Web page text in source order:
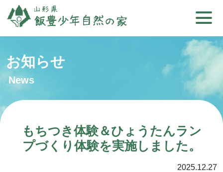
お知らせ
News
もちつき体験＆ひょうたんラン
プづくり体験を実施しました。
2025.12.27